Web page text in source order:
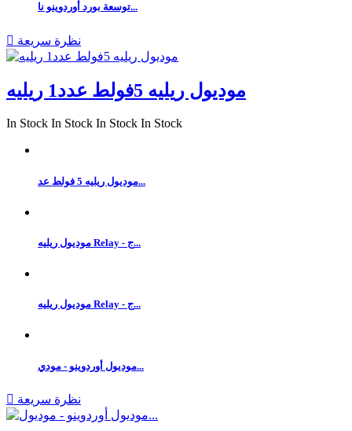
توسعة بورد أوردوينو نا...
 نظرة سريعة
موديول ريليه 5فولط عدد1 ريليه
In Stock In Stock In Stock In Stock
موديول ريليه 5 فولط عد...
موديول ريليه Relay - ج...
موديول ريليه Relay - ج...
موديول أوردوينو - مودي...
 نظرة سريعة